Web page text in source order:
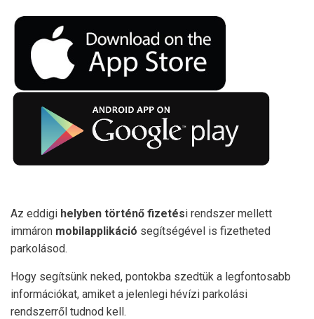
Az eddigi helyben történő fizetési rendszer mellett
immáron mobilapplikáció segítségével is fizetheted
parkolásod.
Hogy segítsünk neked, pontokba szedtük a legfontosabb
információkat, amiket a jelenlegi hévízi parkolási
rendszerről tudnod kell.